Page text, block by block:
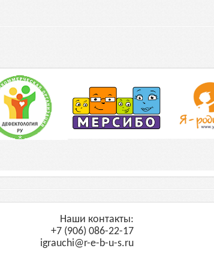
Наши контакты:
+7 (906) 086-22-17
igrauchi@r-e-b-u-s.ru